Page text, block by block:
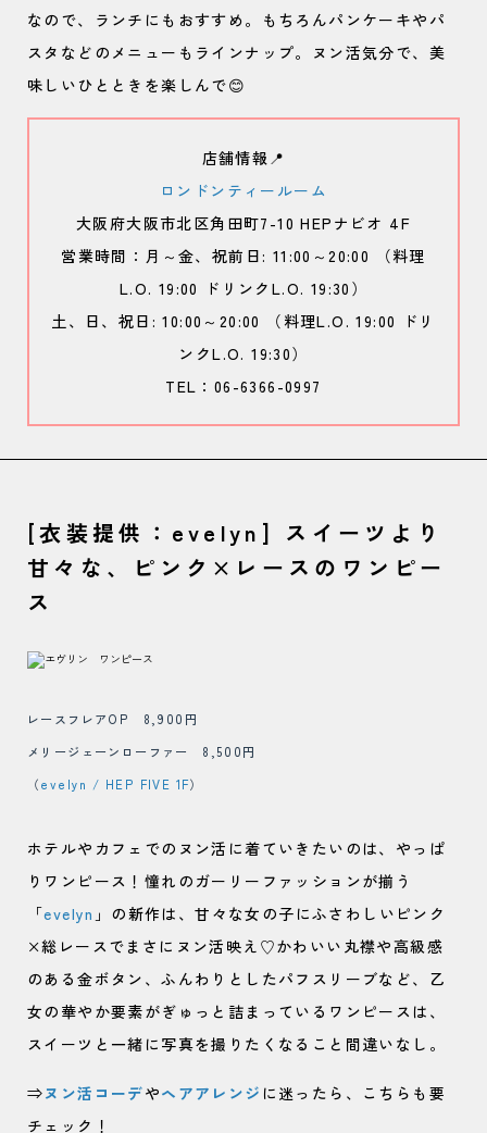
なので、ランチにもおすすめ。もちろんパンケーキやパ
スタなどのメニューもラインナップ。ヌン活気分で、美
味しいひとときを楽しんで😊
店舗情報📍
ロンドンティールーム
大阪府大阪市北区角田町7-10 HEPナビオ 4F
営業時間：月～金、祝前日: 11:00～20:00 （料理
L.O. 19:00 ドリンクL.O. 19:30）
土、日、祝日: 10:00～20:00 （料理L.O. 19:00 ドリ
ンクL.O. 19:30）
TEL：06-6366-0997
[衣装提供：evelyn] スイーツより
甘々な、ピンク×レースのワンピー
ス
レースフレアOP 8,900円
メリージェーンローファー 8,500円
（evelyn / HEP FIVE 1F）
ホテルやカフェでのヌン活に着ていきたいのは、やっぱ
りワンピース！憧れのガーリーファッションが揃う
「evelyn 」の新作は、甘々な女の子にふさわしいピンク
×総レースでまさにヌン活映え♡かわいい丸襟や高級感
のある金ボタン、ふんわりとしたパフスリーブなど、乙
女の華やか要素がぎゅっと詰まっているワンピースは、
スイーツと一緒に写真を撮りたくなること間違いなし。
⇒ヌン活コーデやヘアアレンジ に迷ったら、こちらも要
チェック！